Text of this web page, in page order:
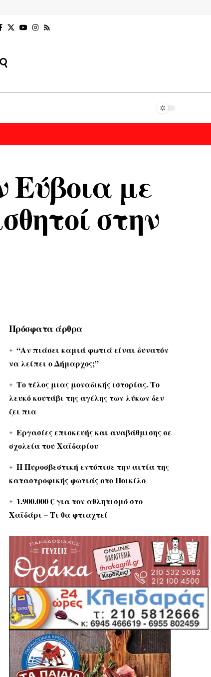
Εύβοια με
στην
Πρόσφατα άρθρα
“Αν πιάσει καμιά φωτιά είναι δυνατόν
να λείπει ο Δήμαρχος;”
Το τέλος μιας μοναδικής ιστορίας. Το
λευκό κουτάβι της αγέλης των λύκων δεν
ζει πια
Εργασίες επισκευής και αναβάθμισης σε
σχολεία του Χαϊδαρίου
Η Πυροσβεστική εντόπισε την αιτία της
καταστροφικής φωτιάς στο Ποικίλο
1.900.000 € για τον αθλητισμό στο
Χαϊδάρι – Τι θα φτιαχτεί